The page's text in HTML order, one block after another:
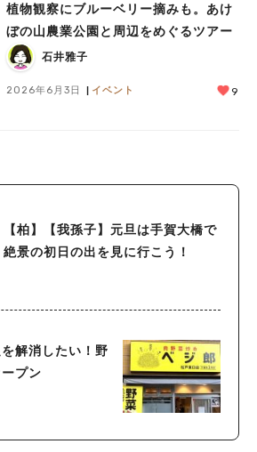
植物観察にブルーベリー摘みも。あけ
ぼの山農業公園と周辺をめぐるツアー
石井雅子
2026年6月3日 イベント 9
【柏】【我孫子】元旦は手賀大橋で
絶景の初日の出を見に行こう！
を解消したい！野
プン